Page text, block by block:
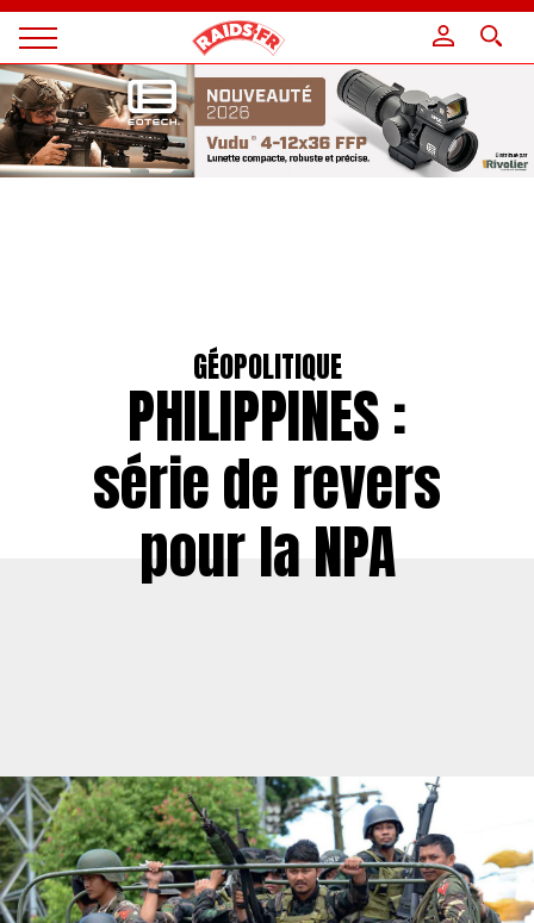
Magazine
Raids
GÉOPOLITIQUE
PHILIPPINES :
série de revers
pour la NPA
Panneau de gestion des cookies